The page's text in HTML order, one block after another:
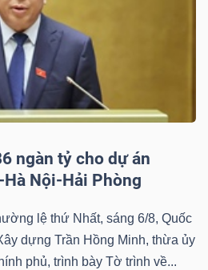
ngàn tỷ cho dự án
Nội-Hải Phòng
lệ thứ Nhất, sáng 6/8, Quốc
dựng Trần Hồng Minh, thừa ủy
phủ, trình bày Tờ trình về...